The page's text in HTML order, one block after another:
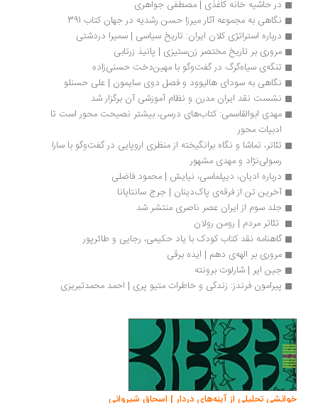
در حاشیه خانه کاغذی | مصطفی جواهری
نگاهی به مجموعه آثار میرزا حسن رشدیه در جهان کتاب 391
درباره استراتژی کلان ایران: تاریخ سیاسی | سمیرا دردشتی
مروری بر تاریخ مختصر زن‌ستیزی | پانیذ زرتابی
تنگه‌ی سیاه‌گرگ در گفت‌وگو با مهین‌دخت حسنی‌زاده
نگاهی به سودای هالیوود و فصل دوی سایمون | علی حسنلو
نشست نقد ایران مدرن و نظام آموزشی آن برگزار شد
مهدی ابوالقاسمی: کتاب‌های درسی، بیشتر نصیحت محور است تا
ادبیات محور
تئاتر، تماشا و نگاه برانگیخته از منظری اروپایی در گفت‌وگو با سارا
رسولی‌نژاد و مهدی مشهور
درباره ادیان، دیپلماسی، نیایش | محمود فاضلی
آخرین تن از فرقه‌ی پاک‌دینان | جرج سانتایانا
جلد سوم از ایران عصر ناصری منتشر شد
تئاتر مردم | رومن رولان
گاهنامه نقد کتاب کودک با یاد حکیمی، رجایی و طائرپور
مروری بر الهه‌ی دهم | ایده برقی
جین ایر | شارلوت برونته
پیرامون فرندز: زندگی و خاطرات متیو پری | احمد محمدتبریزی
تحلیلی از آینه‌های دردار | اسحاق شیروانی